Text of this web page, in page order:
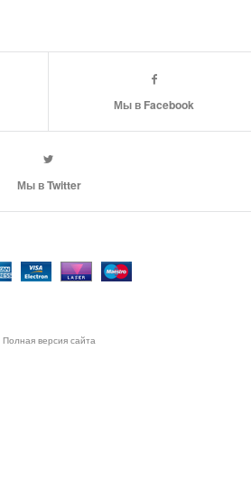
Мы в Facebook
Мы в Twitter
Полная версия сайта